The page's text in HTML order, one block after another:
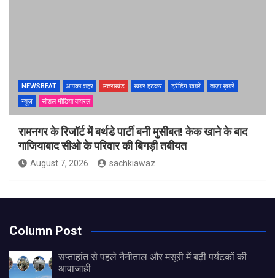
NEWSBEAT आपका शहर उत्तराखंड खबर हटकर ट्रेंडिंग खबरें
ताज़ा ख़बरें
न्यूज़
सोशल मीडिया वायरल
रामनगर के रिजॉर्ट में बर्थडे पार्टी बनी मुसीबत! केक खाने के बाद
गाजियाबाद सीओ के परिवार की बिगड़ी तबीयत
August 7, 2026 sachkiawaz
Column Post
सप्ताहांत से पहले नैनीताल और मसूरी में बढ़ी पर्यटकों की
आवाजाही